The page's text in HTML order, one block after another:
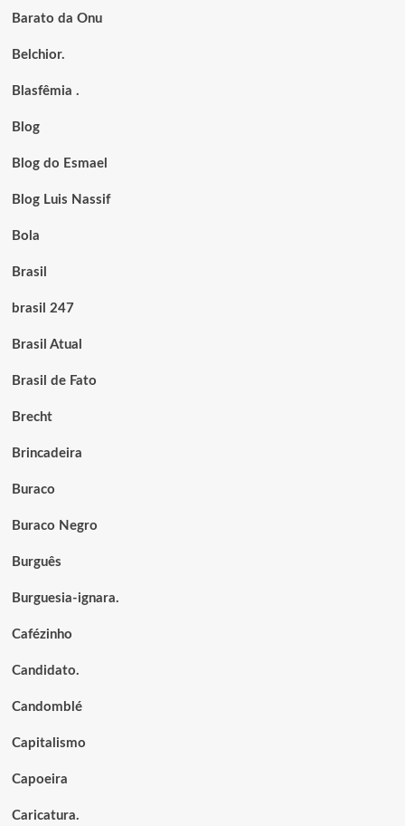
Barato da Onu
Belchior.
Blasfêmia .
Blog
Blog do Esmael
Blog Luis Nassif
Bola
Brasil
brasil 247
Brasil Atual
Brasil de Fato
Brecht
Brincadeira
Buraco
Buraco Negro
Burguês
Burguesia-ignara.
Cafézinho
Candidato.
Candomblé
Capitalismo
Capoeira
Caricatura.